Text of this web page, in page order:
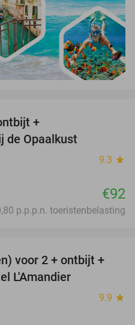
+
de Opaalkust
9.3 star
€92
p.p.p.n. toeristenbelasting
32%
voor 2 + ontbijt +
L'Amandier
9.9 star